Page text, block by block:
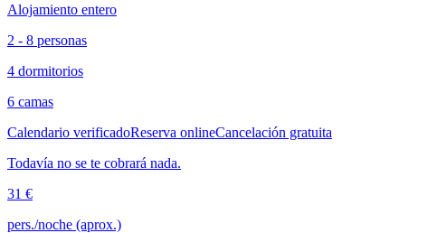
Alojamiento entero
2 - 8 personas
4 dormitorios
6 camas
Calendario verificadoReserva onlineCancelación gratuita
Todavía no se te cobrará nada.
31 €
pers./noche (aprox.)